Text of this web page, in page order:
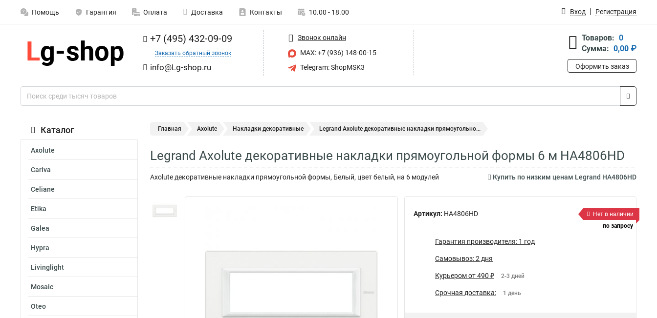
Помощь Гарантия Оплата Доставка Контакты 10.00 - 18.00 Вход Регистрация
+7 (495) 432-09-09
Заказать обратный звонок
info@Lg-shop.ru
Звонок онлайн
MAX: +7 (936) 148-00-15
Telegram: ShopMSK3
Товаров: 0
Сумма: 0,00 ₽
Оформить заказ
Каталог
Axolute
Cariva
Celiane
Etika
Galea
Hypra
Livinglight
Mosaic
Oteo
Главная Axolute Накладки декоративные Legrand Axolute декоративные накладки прямоугольно...
Legrand Axolute декоративные накладки прямоугольной формы 6 м HA4806HD
Axolute декоративные накладки прямоугольной формы, Белый, цвет белый, на 6 модулей Купить по низким ценам Legrand HA4806HD
Артикул: HA4806HD
Нет в наличии
по запросу
Гарантия производителя: 1 год
Самовывоз: 2 дня
Курьером от 490 ₽ 2-3 дней
Срочная доставка: 1 день